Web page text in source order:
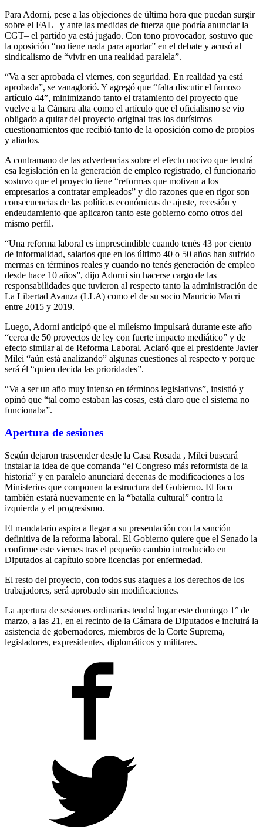
Para Adorni, pese a las objeciones de última hora que puedan surgir
sobre el FAL –y ante las medidas de fuerza que podría anunciar la
CGT– el partido ya está jugado. Con tono provocador, sostuvo que
la oposición “no tiene nada para aportar” en el debate y acusó al
sindicalismo de “vivir en una realidad paralela”.
“Va a ser aprobada el viernes, con seguridad. En realidad ya está
aprobada”, se vanaglorió. Y agregó que “falta discutir el famoso
artículo 44”, minimizando tanto el tratamiento del proyecto que
vuelve a la Cámara alta como el artículo que el oficialismo se vio
obligado a quitar del proyecto original tras los durísimos
cuestionamientos que recibió tanto de la oposición como de propios
y aliados.
A contramano de las advertencias sobre el efecto nocivo que tendrá
esa legislación en la generación de empleo registrado, el funcionario
sostuvo que el proyecto tiene “reformas que motivan a los
empresarios a contratar empleados” y dio razones que en rigor son
consecuencias de las políticas económicas de ajuste, recesión y
endeudamiento que aplicaron tanto este gobierno como otros del
mismo perfil.
“Una reforma laboral es imprescindible cuando tenés 43 por ciento
de informalidad, salarios que en los último 40 o 50 años han sufrido
mermas en términos reales y cuando no tenés generación de empleo
desde hace 10 años”, dijo Adorni sin hacerse cargo de las
responsabilidades que tuvieron al respecto tanto la administración de
La Libertad Avanza (LLA) como el de su socio Mauricio Macri
entre 2015 y 2019.
Luego, Adorni anticipó que el mileísmo impulsará durante este año
“cerca de 50 proyectos de ley con fuerte impacto mediático” y de
efecto similar al de Reforma Laboral. Aclaró que el presidente Javier
Milei “aún está analizando” algunas cuestiones al respecto y porque
será él “quien decida las prioridades”.
“Va a ser un año muy intenso en términos legislativos”, insistió y
opinó que “tal como estaban las cosas, está claro que el sistema no
funcionaba”.
Apertura de sesiones
Según dejaron trascender desde la Casa Rosada , Milei buscará
instalar la idea de que comanda “el Congreso más reformista de la
historia” y en paralelo anunciará decenas de modificaciones a los
Ministerios que componen la estructura del Gobierno. El foco
también estará nuevamente en la “batalla cultural” contra la
izquierda y el progresismo.
El mandatario aspira a llegar a su presentación con la sanción
definitiva de la reforma laboral. El Gobierno quiere que el Senado la
confirme este viernes tras el pequeño cambio introducido en
Diputados al capítulo sobre licencias por enfermedad.
El resto del proyecto, con todos sus ataques a los derechos de los
trabajadores, será aprobado sin modificaciones.
La apertura de sesiones ordinarias tendrá lugar este domingo 1° de
marzo, a las 21, en el recinto de la Cámara de Diputados e incluirá la
asistencia de gobernadores, miembros de la Corte Suprema,
legisladores, expresidentes, diplomáticos y militares.